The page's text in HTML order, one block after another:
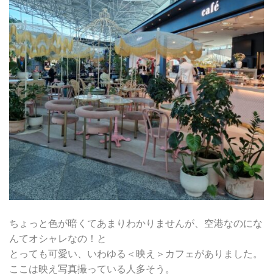
ちょっと色が暗くてあまりわかりませんが、空港なのにな
んてオシャレなの！と
とっても可愛い、いわゆる＜映え＞カフェがありました。
ここは映え写真撮っている人多そう。